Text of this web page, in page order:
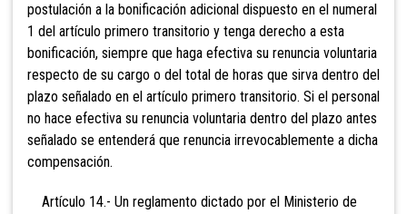
postulación a la bonificación adicional dispuesto en el numeral
1 del artículo primero transitorio y tenga derecho a esta
bonificación, siempre que haga efectiva su renuncia voluntaria
respecto de su cargo o del total de horas que sirva dentro del
plazo señalado en el artículo primero transitorio. Si el personal
no hace efectiva su renuncia voluntaria dentro del plazo antes
señalado se entenderá que renuncia irrevocablemente a dicha
compensación.
Artículo 14.- Un reglamento dictado por el Ministerio de